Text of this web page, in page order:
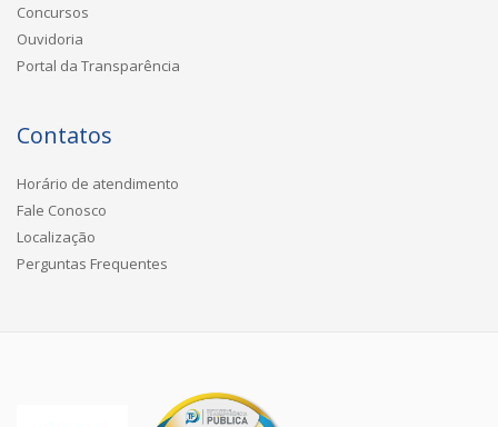
Concursos
Ouvidoria
Portal da Transparência
Contatos
Horário de atendimento
Fale Conosco
Localização
Perguntas Frequentes